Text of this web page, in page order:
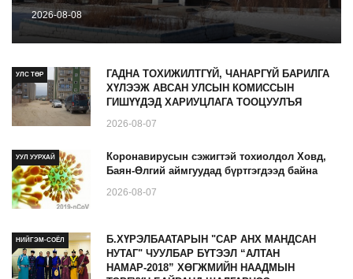
2026-08-08
УЛС ТӨР
ГАДНА ТОХИЖИЛТГҮЙ, ЧАНАРГҮЙ БАРИЛГА
ХҮЛЭЭЖ АВСАН УЛСЫН КОМИССЫН
ГИШҮҮДЭД ХАРИУЦЛАГА ТООЦУУЛЪЯ
2026-08-07
УУЛ УУРХАЙ
Коронавирусын сэжигтэй тохиолдол Ховд,
Баян-Өлгий аймгуудад бүртгэгдээд байна
2026-08-07
НИЙГЭМ-СОЁЛ
Б.ХҮРЭЛБААТАРЫН "САР АНХ МАНДСАН
НУТАГ" ЧУУЛБАР БҮТЭЭЛ “АЛТАН
НАМАР-2018” ХӨГЖМИЙН НААДМЫН